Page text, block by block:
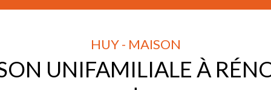
HUY - MAISON
UNIFAMILIALE À